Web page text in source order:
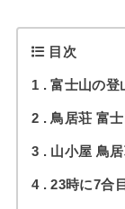
目次
1 富士山の登
2 鳥居荘 富
3 山小屋 鳥
4 23時に7合